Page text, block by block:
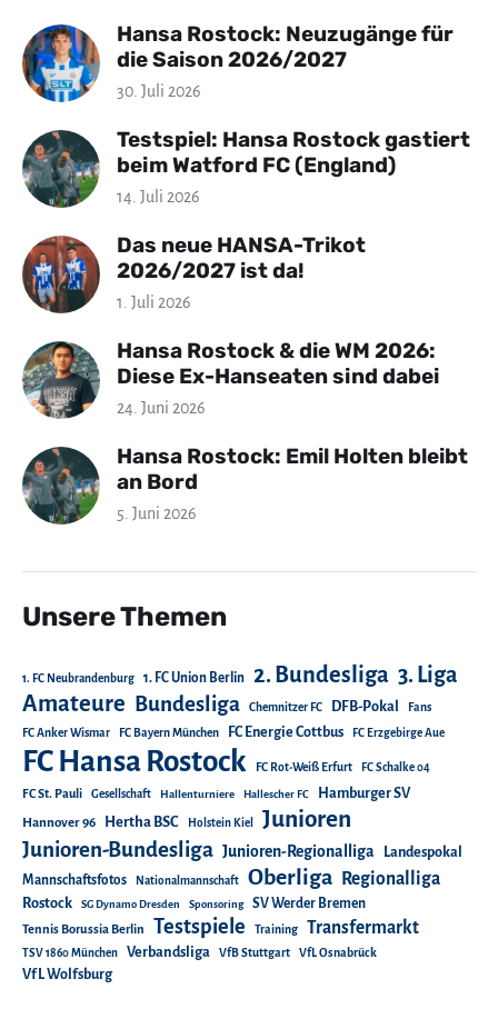
Hansa Rostock: Neuzugänge für
die Saison 2026/2027
30. Juli 2026
Testspiel: Hansa Rostock gastiert
beim Watford FC (England)
14. Juli 2026
Das neue HANSA-Trikot
2026/2027 ist da!
1. Juli 2026
Hansa Rostock & die WM 2026:
Diese Ex-Hanseaten sind dabei
24. Juni 2026
Hansa Rostock: Emil Holten bleibt
an Bord
5. Juni 2026
Unsere Themen
1. FC Neubrandenburg 1. FC Union Berlin 2. Bundesliga 3. Liga
Amateure Bundesliga Chemnitzer FC DFB-Pokal Fans
FC Anker Wismar FC Bayern München FC Energie Cottbus FC Erzgebirge Aue
FC Hansa Rostock FC Rot-Weiß Erfurt FC Schalke 04
FC St. Pauli Gesellschaft Hallenturniere Hallescher FC Hamburger SV
Hannover 96 Hertha BSC Holstein Kiel Junioren
Junioren-Bundesliga Junioren-Regionalliga
Landespokal
Mannschaftsfotos
Nationalmannschaft Oberliga Regionalliga
Rostock SG Dynamo Dresden Sponsoring SV Werder Bremen
Tennis Borussia Berlin Testspiele Training Transfermarkt
TSV 1860 München Verbandsliga VfB Stuttgart VfL Osnabrück
VfL Wolfsburg